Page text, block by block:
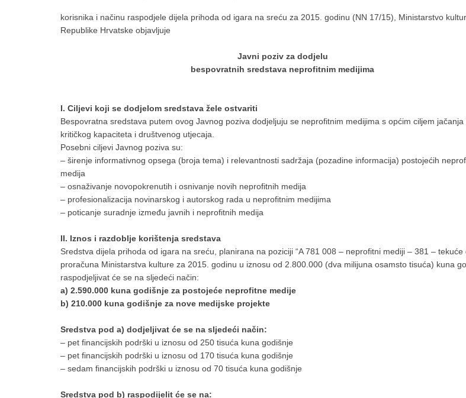
korisnika i načinu raspodjele dijela prihoda od igara na sreću za 2015. godinu (NN 17/15), Ministarstvo
Republike Hrvatske objavljuje
Javni poziv za dodjelu
bespovratnih sredstava neprofitnim medijima
I. Ciljevi koji se dodjelom sredstava žele ostvariti
Bespovratna sredstava putem ovog Javnog poziva dodjeljuju se neprofitnim medijima s općim ciljem jačanja
kritičkog kapaciteta i društvenog utjecaja.
Posebni ciljevi Javnog poziva su:
– širenje informativnog opsega (broja tema) i relevantnosti sadržaja (pozadine informacija) postojećih
medija
– osnaživanje novopokrenutih i osnivanje novih neprofitnih medija
– profesionalizacija novinarskog i autorskog rada u neprofitnim medijima
– poticanje suradnje između javnih i neprofitnih medija
II. Iznos i razdoblje korištenja sredstava
Sredstva dijela prihoda od igara na sreću, planirana na poziciji “A 781 008 – neprofitni mediji – 381 – tekuće
proračuna Ministarstva kulture za 2015. godinu u iznosu od 2.800.000 (dva milijuna osamsto tisuća) kuna
raspodjeljivat će se na sljedeći način:
a) 2.590.000 kuna godišnje za postojeće neprofitne medije
b) 210.000 kuna godišnje za nove medijske projekte
Sredstva pod a) dodjeljivat će se na sljedeći način:
– pet financijskih podrški u iznosu od 250 tisuća kuna godišnje
– pet financijskih podrški u iznosu od 170 tisuća kuna godišnje
– sedam financijskih podrški u iznosu od 70 tisuća kuna godišnje
Sredstva pod b) raspodijelit će se na: